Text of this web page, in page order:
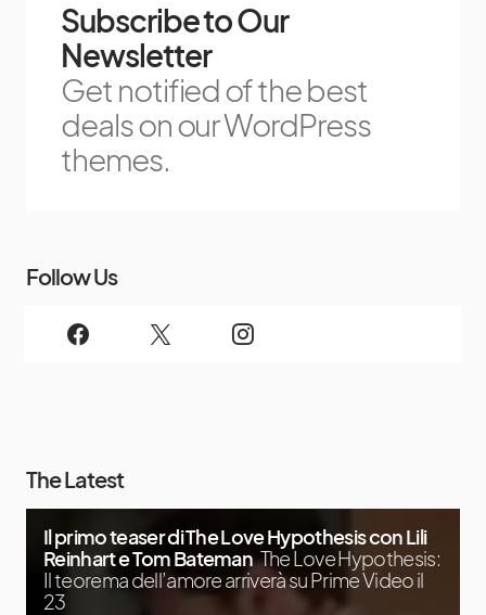
Subscribe to Our
Newsletter
Get notified of the best
deals on our WordPress
themes.
Follow Us
The Latest
Il primo teaser di The Love Hypothesis con Lili
Reinhart e Tom Bateman The Love Hypothesis:
Il teorema dell’amore arriverà su Prime Video il
23